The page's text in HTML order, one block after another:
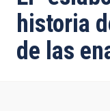
de
ayuda
a
historia
de las